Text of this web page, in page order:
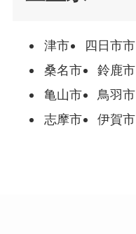
津市 四日市市
桑名市
鈴鹿市
亀山市
鳥羽市
志摩市
伊賀市